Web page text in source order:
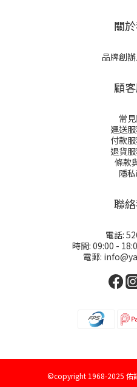
關
品牌創
顧
常
運送
付款
退貨
條款
隱
聯
電話:
時間: 09:00 -
電郵:
©copyright 1968-2025 佑